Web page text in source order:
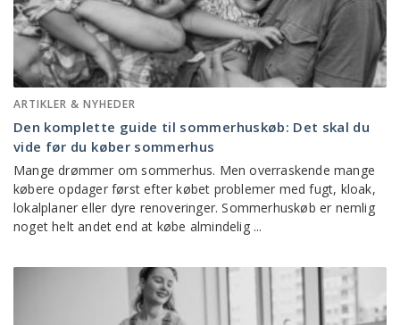
ARTIKLER & NYHEDER
Den komplette guide til sommerhuskøb: Det skal du
vide før du køber sommerhus
Mange drømmer om sommerhus. Men overraskende mange
købere opdager først efter købet problemer med fugt, kloak,
lokalplaner eller dyre renoveringer. Sommerhuskøb er nemlig
noget helt andet end at købe almindelig ...